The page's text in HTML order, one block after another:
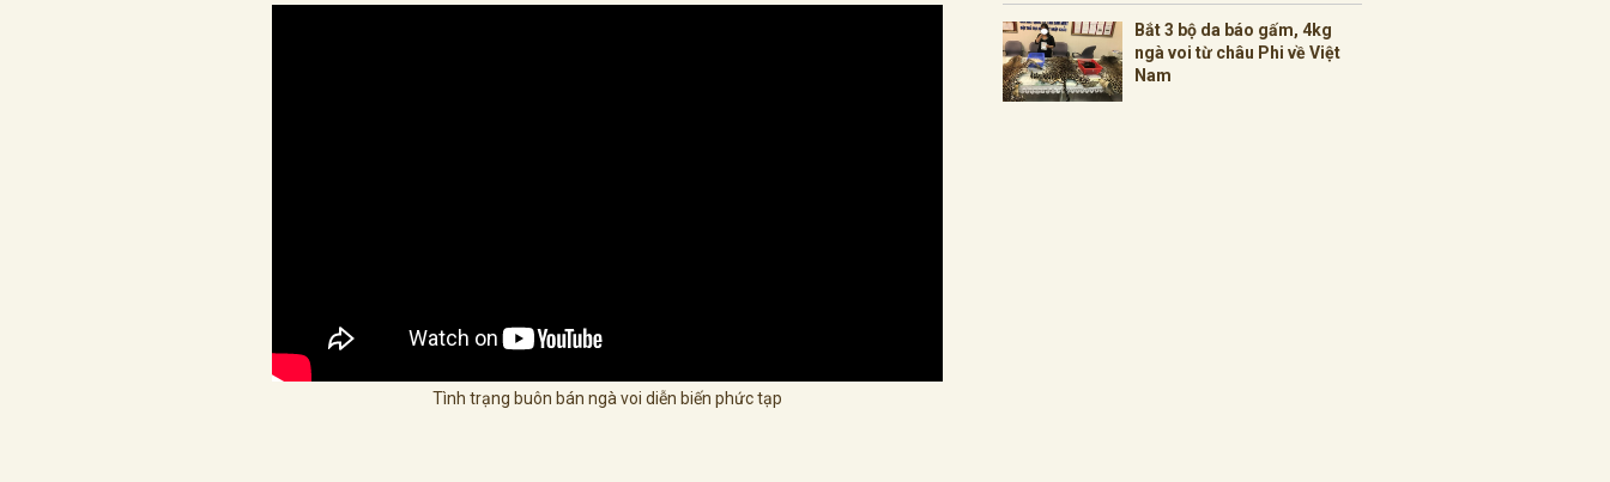
Tình trạng buôn bán ngà voi diễn biến phức tạp
Bắt 3 bộ da báo gấm, 4kg
ngà voi từ châu Phi về Việt
Nam